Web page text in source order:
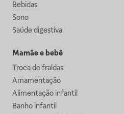
Bebidas
Sono
Saúde digestiva
Mamãe e bebê
Troca de fraldas
Amamentação
Alimentação infantil
Banho infantil